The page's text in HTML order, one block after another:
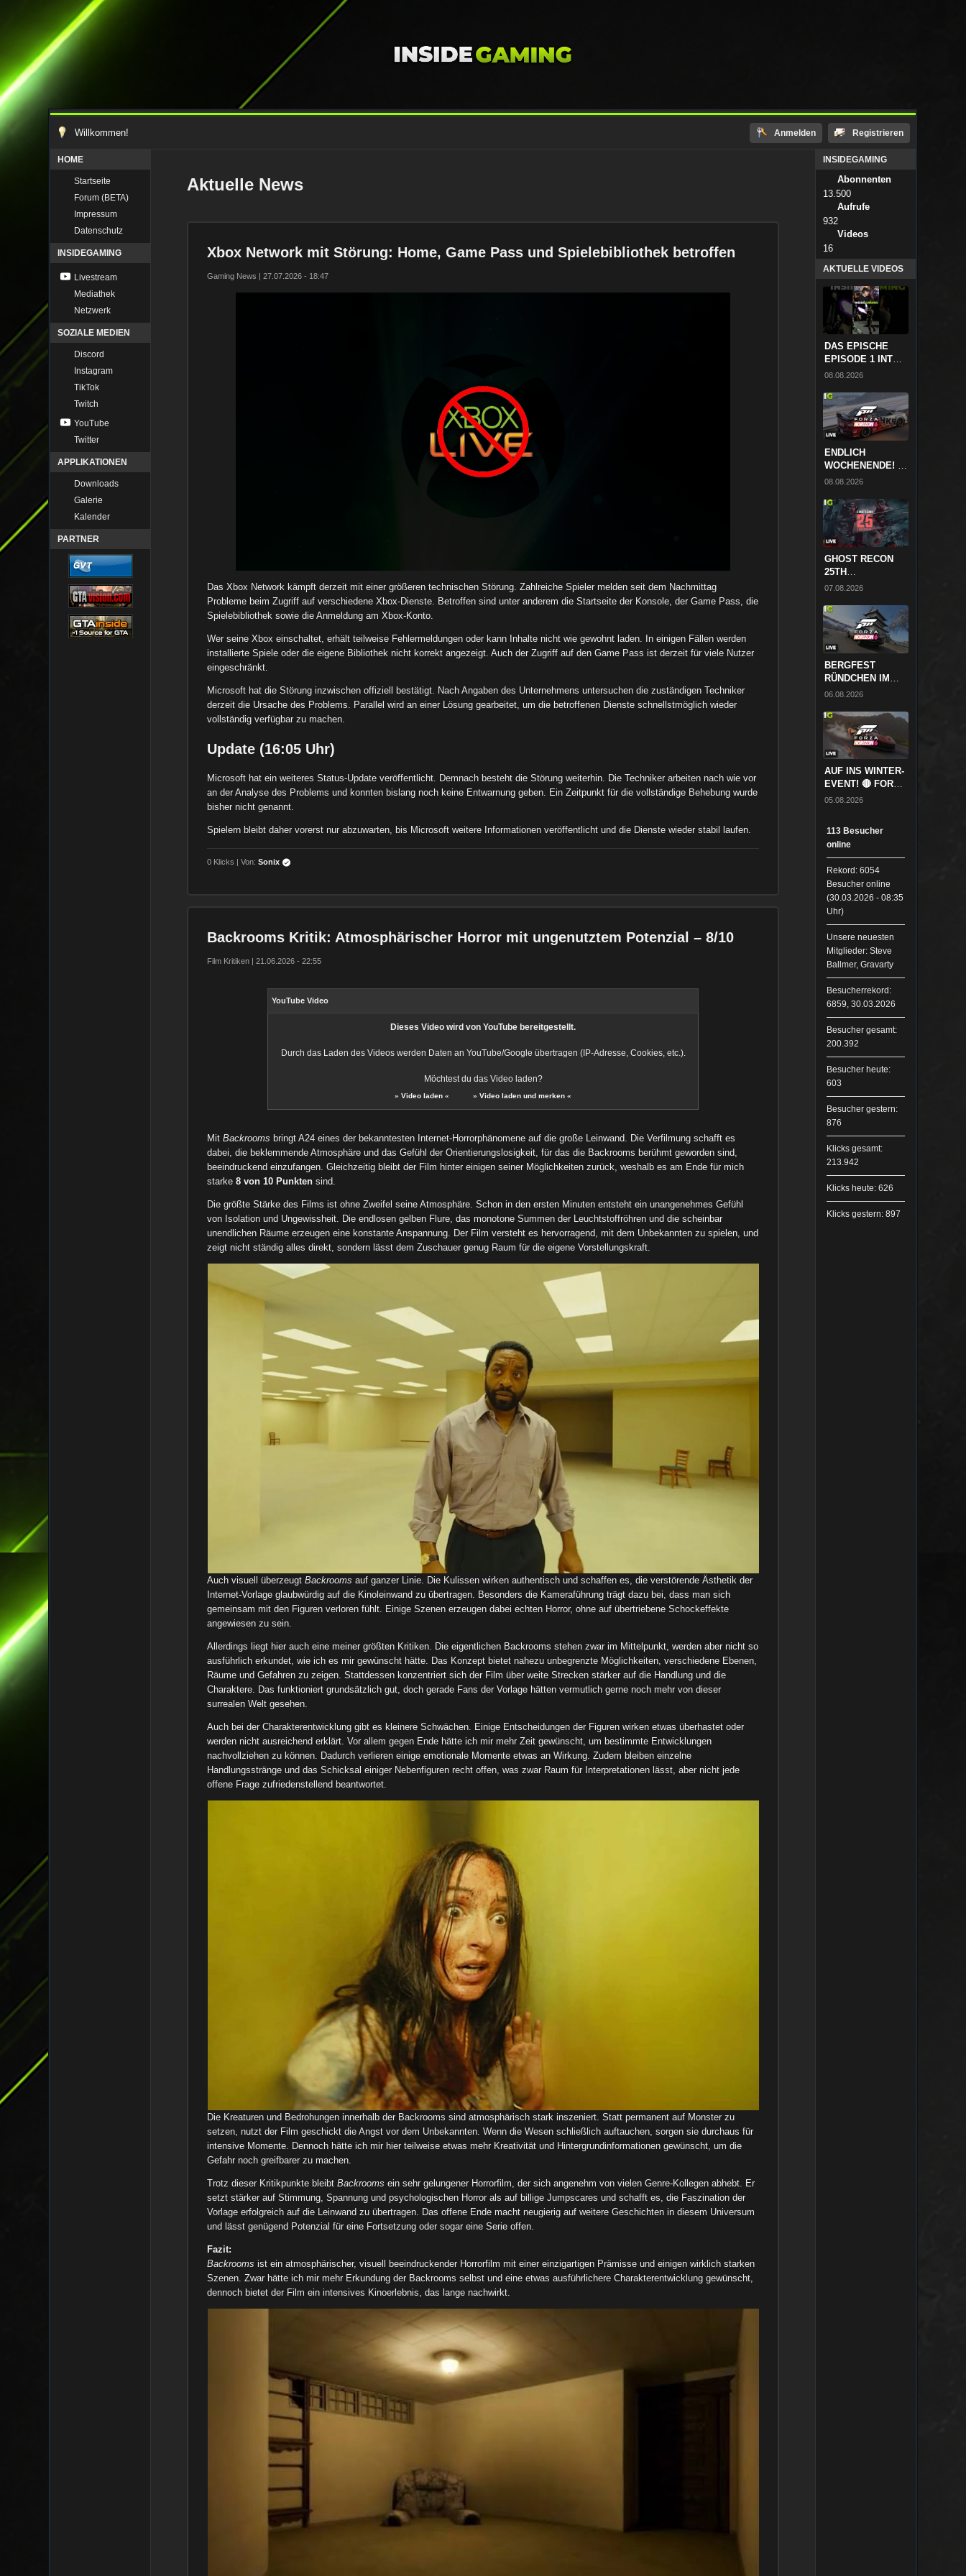
Willkommen! Anmelden Registrieren
HOME
Startseite
Forum (BETA)
Impressum
Datenschutz
INSIDEGAMING
Livestream
Mediathek
Netzwerk
SOZIALE MEDIEN
Discord
Instagram
TikTok
Twitch
YouTube
Twitter
APPLIKATIONEN
Downloads
Galerie
Kalender
PARTNER
Aktuelle News
Xbox Network mit Störung: Home, Game Pass und Spielebibliothek betroffen
Gaming News | 27.07.2026 - 18:47
Das Xbox Network kämpft derzeit mit einer größeren technischen Störung. Zahlreiche Spieler melden seit dem Nachmittag
Probleme beim Zugriff auf verschiedene Xbox-Dienste. Betroffen sind unter anderem die Startseite der Konsole, der Game Pass, die
Spielebibliothek sowie die Anmeldung am Xbox-Konto.
Wer seine Xbox einschaltet, erhält teilweise Fehlermeldungen oder kann Inhalte nicht wie gewohnt laden. In einigen Fällen werden
installierte Spiele oder die eigene Bibliothek nicht korrekt angezeigt. Auch der Zugriff auf den Game Pass ist derzeit für viele Nutzer
eingeschränkt.
Microsoft hat die Störung inzwischen offiziell bestätigt. Nach Angaben des Unternehmens untersuchen die zuständigen Techniker
derzeit die Ursache des Problems. Parallel wird an einer Lösung gearbeitet, um die betroffenen Dienste schnellstmöglich wieder
vollständig verfügbar zu machen.
Update (16:05 Uhr)
Microsoft hat ein weiteres Status-Update veröffentlicht. Demnach besteht die Störung weiterhin. Die Techniker arbeiten nach wie vor
an der Analyse des Problems und konnten bislang noch keine Entwarnung geben. Ein Zeitpunkt für die vollständige Behebung wurde
bisher nicht genannt.
Spielern bleibt daher vorerst nur abzuwarten, bis Microsoft weitere Informationen veröffentlicht und die Dienste wieder stabil laufen.
0 Klicks | Von:Sonix
Backrooms Kritik: Atmosphärischer Horror mit ungenutztem Potenzial – 8/10
Film Kritiken | 21.06.2026 - 22:55
YouTube Video
Dieses Video wird von YouTube bereitgestellt.
Durch das Laden des Videos werden Daten an YouTube/Google übertragen (IP-Adresse, Cookies, etc.).
Möchtest du das Video laden?
» Video laden « » Video laden und merken «
MitBackrooms bringt A24 eines der bekanntesten Internet-Horrorphänomene auf die große Leinwand. Die Verfilmung schafft es
dabei, die beklemmende Atmosphäre und das Gefühl der Orientierungslosigkeit, für das die Backrooms berühmt geworden sind,
beeindruckend einzufangen. Gleichzeitig bleibt der Film hinter einigen seiner Möglichkeiten zurück, weshalb es am Ende für mich
starke8 von 10 Punkten sind.
Die größte Stärke des Films ist ohne Zweifel seine Atmosphäre. Schon in den ersten Minuten entsteht ein unangenehmes Gefühl
von Isolation und Ungewissheit. Die endlosen gelben Flure, das monotone Summen der Leuchtstoffröhren und die scheinbar
unendlichen Räume erzeugen eine konstante Anspannung. Der Film versteht es hervorragend, mit dem Unbekannten zu spielen, und
zeigt nicht ständig alles direkt, sondern lässt dem Zuschauer genug Raum für die eigene Vorstellungskraft.
Auch visuell überzeugtBackrooms auf ganzer Linie. Die Kulissen wirken authentisch und schaffen es, die verstörende Ästhetik der
Internet-Vorlage glaubwürdig auf die Kinoleinwand zu übertragen. Besonders die Kameraführung trägt dazu bei, dass man sich
gemeinsam mit den Figuren verloren fühlt. Einige Szenen erzeugen dabei echten Horror, ohne auf übertriebene Schockeffekte
angewiesen zu sein.
Allerdings liegt hier auch eine meiner größten Kritiken. Die eigentlichen Backrooms stehen zwar im Mittelpunkt, werden aber nicht so
ausführlich erkundet, wie ich es mir gewünscht hätte. Das Konzept bietet nahezu unbegrenzte Möglichkeiten, verschiedene Ebenen,
Räume und Gefahren zu zeigen. Stattdessen konzentriert sich der Film über weite Strecken stärker auf die Handlung und die
Charaktere. Das funktioniert grundsätzlich gut, doch gerade Fans der Vorlage hätten vermutlich gerne noch mehr von dieser
surrealen Welt gesehen.
Auch bei der Charakterentwicklung gibt es kleinere Schwächen. Einige Entscheidungen der Figuren wirken etwas überhastet oder
werden nicht ausreichend erklärt. Vor allem gegen Ende hätte ich mir mehr Zeit gewünscht, um bestimmte Entwicklungen
nachvollziehen zu können. Dadurch verlieren einige emotionale Momente etwas an Wirkung. Zudem bleiben einzelne
Handlungsstränge und das Schicksal einiger Nebenfiguren recht offen, was zwar Raum für Interpretationen lässt, aber nicht jede
offene Frage zufriedenstellend beantwortet.
Die Kreaturen und Bedrohungen innerhalb der Backrooms sind atmosphärisch stark inszeniert. Statt permanent auf Monster zu
setzen, nutzt der Film geschickt die Angst vor dem Unbekannten. Wenn die Wesen schließlich auftauchen, sorgen sie durchaus für
intensive Momente. Dennoch hätte ich mir hier teilweise etwas mehr Kreativität und Hintergrundinformationen gewünscht, um die
Gefahr noch greifbarer zu machen.
Trotz dieser Kritikpunkte bleibtBackrooms ein sehr gelungener Horrorfilm, der sich angenehm von vielen Genre-Kollegen abhebt. Er
setzt stärker auf Stimmung, Spannung und psychologischen Horror als auf billige Jumpscares und schafft es, die Faszination der
Vorlage erfolgreich auf die Leinwand zu übertragen. Das offene Ende macht neugierig auf weitere Geschichten in diesem Universum
und lässt genügend Potenzial für eine Fortsetzung oder sogar eine Serie offen.
Fazit:
Backrooms ist ein atmosphärischer, visuell beeindruckender Horrorfilm mit einer einzigartigen Prämisse und einigen wirklich starken
Szenen. Zwar hätte ich mir mehr Erkundung der Backrooms selbst und eine etwas ausführlichere Charakterentwicklung gewünscht,
dennoch bietet der Film ein intensives Kinoerlebnis, das lange nachwirkt.
INSIDEGAMING
Abonnenten
13.500
Aufrufe
932
Videos
16
AKTUELLE VIDEOS
DAS EPISCHE
EPISODE 1 INTRO
😍 STAR WARS
#STARWARS
#YOUTUBEGAMING
08.08.2026
ENDLICH
WOCHENENDE! ★
ENTSPANNTER
🔴 FORZA
HORIZON 6 //
ABENDRUNDE ★
InsideGamingTV
LIVE
08.08.2026
GHOST RECON
25TH
ANNIVERSARY
REACTION ★
InsideGamingTV
LIVE
07.08.2026
BERGFEST
RÜNDCHEN IM
SCHNEE! 🔴
6 // ABENDRUNDE
★
InsideGamingTV
LIVE
06.08.2026
AUF INS WINTER-
EVENT! 🔴 FORZA
HORIZON 6 //
LIVE
05.08.2026
113 Besucher
online
Rekord: 6054
Besucher online
(30.03.2026 - 08:35
Uhr)
Unsere neuesten
Mitglieder: Steve
Ballmer, Gravarty
Besucherrekord:
6859, 30.03.2026
Besucher gesamt:
200.392
Besucher heute:
603
Besucher gestern:
876
Klicks gesamt:
213.942
Klicks heute: 626
Klicks gestern: 897